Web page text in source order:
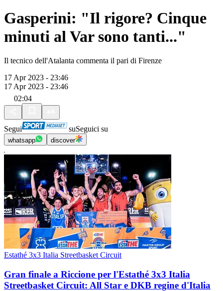
Gasperini: "Il rigore? Cinque
minuti al Var sono tanti..."
Il tecnico dell'Atalanta commenta il pari di Firenze
17 Apr 2023 - 23:46
17 Apr 2023 - 23:46
02:04
Segui suSeguici su
whatsapp discover
Estathé 3x3 Italia Streetbasket Circuit
Gran finale a Riccione per l'Estathé 3x3 Italia
Streetbasket Circuit: All Star e DKB regine d'Italia